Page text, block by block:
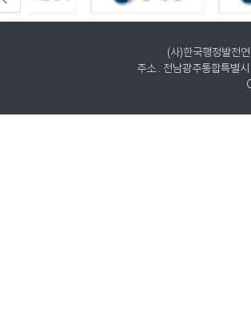
(사)한국행정
주소 : 전남광주통합특별